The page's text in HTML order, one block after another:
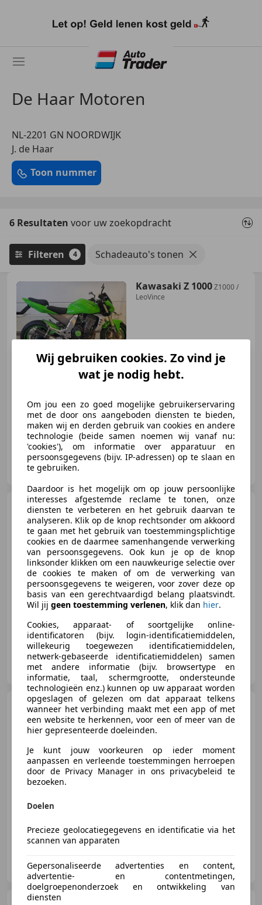
naar
De Haar Motoren
NL-2201 GN NOORDWIJK
J. de Haar
Toon nummer
6 Resultaten voor uw zoekopdracht
Filteren 4 Schadeauto's tonen
Kawasaki Z 1000Z1000 /
LeoVince
€ 3.995
04/2003 36.432 km Benzine 93 kW (126 PK)
De Haar Motoren
NL-2201 GN NOORDWIJK
Triumph Tiger 1050 SE
€ 4.495
03/2007 50.499 km Benzine 85 kW (116 PK)
De Haar Motoren
NL-2201 GN NOORDWIJK
Suzuki V-Strom 650
DL650A DL650 ABS Touring Black
Rhino
€ 5.250
04/2013
NL-2201 GN NOORDWIJK
Wij gebruiken cookies. Zo vind je
wat je nodig hebt.
Om jou een zo goed mogelijke gebruikerservaring
met de door ons aangeboden diensten te bieden,
maken wij en derden gebruik van cookies en andere
technologie (beide samen noemen wij vanaf nu:
'cookies'), om informatie over apparatuur en
persoonsgegevens (bijv. IP-adressen) op te slaan en
te gebruiken.
Daardoor is het mogelijk om op jouw persoonlijke
interesses afgestemde reclame te tonen, onze
diensten te verbeteren en het gebruik daarvan te
analyseren. Klik op de knop rechtsonder om akkoord
te gaan met het gebruik van toestemmingsplichtige
cookies en de daarmee samenhangende verwerking
van persoonsgegevens. Ook kun je op de knop
linksonder klikken om een nauwkeurige selectie over
de cookies te maken of om de verwerking van
persoonsgegevens te weigeren, voor zover deze op
basis van een gerechtvaardigd belang plaatsvindt.
Wil jij geen toestemming verlenen, klik dan hier.
Cookies, apparaat- of soortgelijke online-
identificatoren (bijv. login-identificatiemiddelen,
willekeurig toegewezen identificatiemiddelen,
netwerk-gebaseerde identificatiemiddelen) samen
met andere informatie (bijv. browsertype en
informatie, taal, schermgrootte, ondersteunde
technologieën enz.) kunnen op uw apparaat worden
opgeslagen of gelezen om dat apparaat telkens
wanneer het verbinding maakt met een app of met
een website te herkennen, voor een of meer van de
hier gepresenteerde doeleinden.
Je kunt jouw voorkeuren op ieder moment
aanpassen en verleende toestemmingen herroepen
door de Privacy Manager in ons privacybeleid te
bezoeken.
Doelen
Precieze geolocatiegegevens en identificatie via het
scannen van apparaten
Gepersonaliseerde advertenties en content,
advertentie- en contentmetingen,
doelgroepenonderzoek en ontwikkeling van
diensten